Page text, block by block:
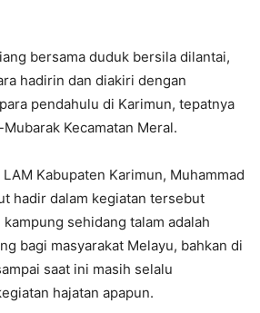
bersama duduk bersila dilantai,
hadirin dan diakiri dengan
pendahulu di Karimun, tepatnya
Kecamatan Meral.
Kabupaten Karimun, Muhammad
hadir dalam kegiatan tersebut
sehidang talam adalah
bagi masyarakat Melayu, bahkan di
saat ini masih selalu
hajatan apapun.